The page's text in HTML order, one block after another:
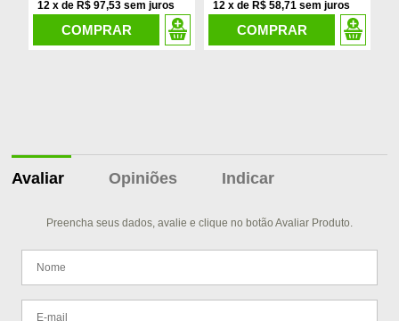
12 x de R$ 97,53
COMPRAR
12 x de R$ 58,71
COMPRAR
Avaliar Opiniões Indicar
Preencha seus dados, avalie e clique no botão Avaliar Produto.